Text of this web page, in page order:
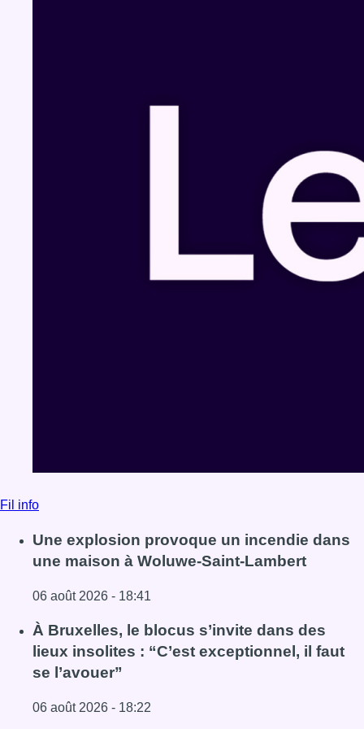
Fil info
Une explosion provoque un incendie dans
une maison à Woluwe-Saint-Lambert
06 août 2026 - 18:41
Lire l'article Une explosion provoque un incendie dans
À Bruxelles, le blocus s’invite dans des
lieux insolites : “C’est exceptionnel, il faut
se l’avouer”
06 août 2026 - 18:22